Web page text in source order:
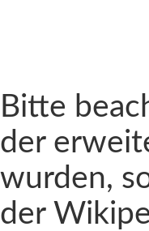
Bitte
der
wurden,
der